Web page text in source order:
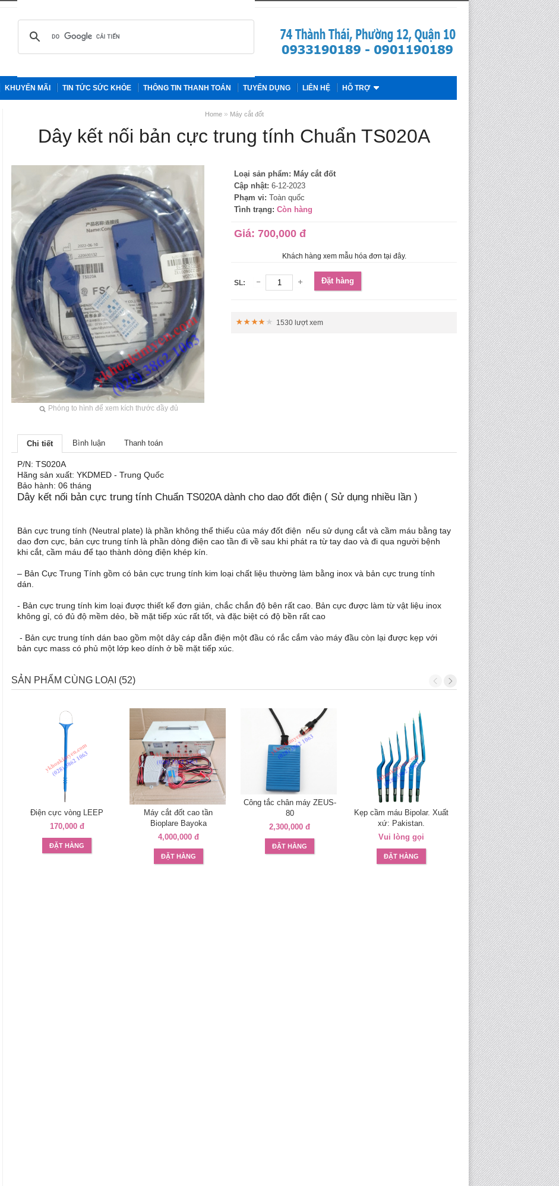
KHUYẾN MÃI TIN TỨC SỨC KHỎE THÔNG TIN THANH TOÁN TUYỂN DỤNG LIÊN HỆ HỖ TRỢ
Home» Máy cắt đốt
Dây kết nối bản cực trung tính Chuẩn TS020A
Phóng to hình để xem kích thước đầy đủ
Loại sản phẩm: Máy cắt đốt
Cập nhật: 6-12-2023
Phạm vi: Toàn quốc
Tình trạng: Còn hàng
Giá: 700,000 đ
Khách hàng xem mẫu hóa đơn tại đây.
SL: Đặt hàng
1530 lượt xem
Chi tiết Bình luận Thanh toán
P/N: TS020A
Hãng sản xuất: YKDMED - Trung Quốc
Bảo hành: 06 tháng
Dây kết nối bản cực trung tính Chuẩn TS020A dành cho dao đốt điện ( Sử dụng nhiều lần )
Bản cực trung tính (Neutral plate) là phần không thể thiếu của máy đốt điện nếu sử dụng cắt và cầm máu bằng tay
dao đơn cực, bản cực trung tính là phần dòng điện cao tần đi về sau khi phát ra từ tay dao và đi qua người bệnh
khi cắt, cầm máu để tạo thành dòng điện khép kín.
– Bản Cực Trung Tính gồm có bản cực trung tính kim loại chất liệu thường làm bằng inox và bản cực trung tính
dán.
- Bản cực trung tính kim loại được thiết kế đơn giản, chắc chắn độ bên rất cao. Bản cực được làm từ vật liệu inox
không gỉ, có đủ độ mềm dẻo, bề mặt tiếp xúc rất tốt, và đặc biệt có độ bền rất cao
- Bản cực trung tính dán bao gồm một dây cáp dẫn điện một đầu có rắc cắm vào máy đầu còn lại được kẹp với
bản cực mass có phủ một lớp keo dính ở bề mặt tiếp xúc.
SẢN PHẨM CÙNG LOẠI (52)
Điện cực vòng LEEP
170,000 đ
ĐẶT HÀNG
Máy cắt đốt cao tần
Bioplare Bayoka
4,000,000 đ
ĐẶT HÀNG
Công tắc chân máy ZEUS-
80
2,300,000 đ
ĐẶT HÀNG
Kẹp cầm máu Bipolar. Xuất
xứ: Pakistan.
Vui lòng gọi
ĐẶT HÀNG
Dây nối tấm điện cực trung
tính TS020B
Vui lòng gọi
ĐẶT HÀNG